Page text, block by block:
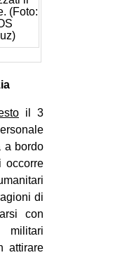
(Foto:
il 3
a bordo
occorre
di
con
attirare